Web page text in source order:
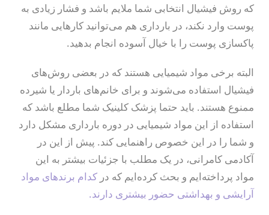
که روش فیشیال انتخابی شما ملایم باشد و فشار زیادی به
پوست وارد نکند، در بارداری هم می‌توانید کارهایی مانند
پاکسازی پوست را با خیال آسوده انجام بدهید.
البته برخی مواد شیمیایی هستند که در بعضی روش‌های
فیشیال استفاده می‌شوند و برای خانم‌های باردار یا شیرده
ممنوع هستند. باید حتما پزشک کلینیک شما مطلع باشد که
استفاده از این مواد شیمیایی در دوره بارداری مشکل دارد
و شما را در این خصوص راهنمایی کند. پیش از این در
آکادمی کامرانی، در یک مطلب با جزئیات بیشتر به این
مواد پرداخته‌ایم و بحث کرده‌ایم که در کدام برندهای مواد
آرایشی و بهداشتی حضور بیشتری دارند.